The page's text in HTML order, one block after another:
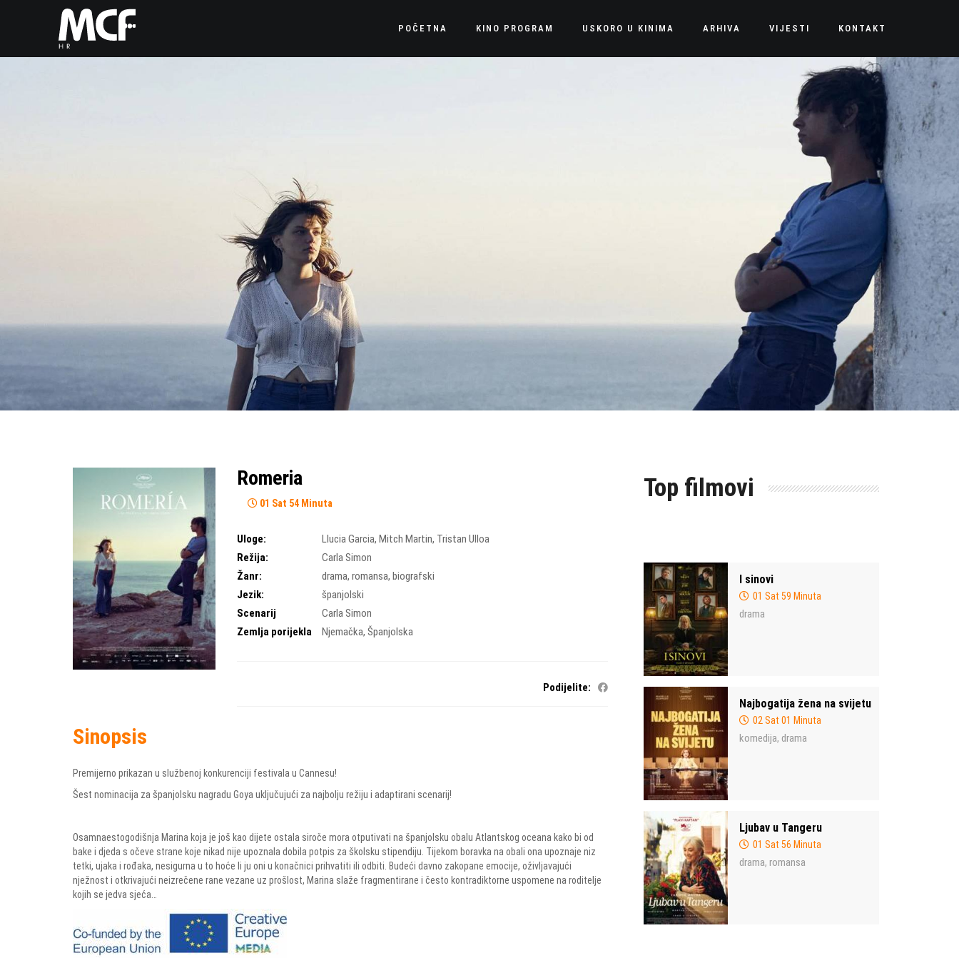
POČETNA KINO PROGRAM USKORO U KINIMA ARHIVA VIJESTI KONTAKT
Romeria
01 Sat 54 Minuta
Uloge: Llucia Garcia, Mitch Martin, Tristan Ulloa
Režija:
Carla Simon
Žanr:
drama, romansa, biografski
Jezik:
španjolski
Scenarij
Carla Simon
Zemlja porijekla
Njemačka, Španjolska
Podijelite:
Sinopsis
Premijerno prikazan u službenoj konkurenciji festivala u Cannesu!
Šest nominacija za španjolsku nagradu Goya uključujući za najbolju režiju i adaptirani scenarij!
Osamnaestogodišnja Marina koja je još kao dijete ostala siroče mora otputivati na španjolsku obalu Atlantskog oceana kako bi od
bake i djeda s očeve strane koje nikad nije upoznala dobila potpis za školsku stipendiju. Tijekom boravka na obali ona upoznaje niz
tetki, ujaka i rođaka, nesigurna u to hoće li ju oni u konačnici prihvatiti ili odbiti. Budeći davno zakopane emocije, oživljavajući
nježnost i otkrivajući neizrečene rane vezane uz prošlost, Marina slaže fragmentirane i često kontradiktorne uspomene na roditelje
kojih se jedva sjeća…
Top filmovi
I sinovi
01 Sat 59 Minuta
drama
Najbogatija žena na svijetu
02 Sat 01 Minuta
komedija, drama
Ljubav u Tangeru
01 Sat 56 Minuta
drama, romansa